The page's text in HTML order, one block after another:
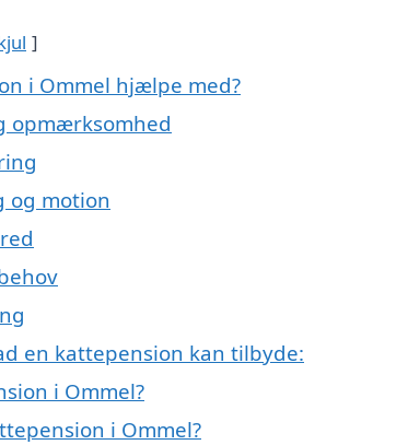
i Ommel hjælpe med?
opmærksomhed
og motion
en kattepension kan tilbyde:
i Ommel?
i Ommel?